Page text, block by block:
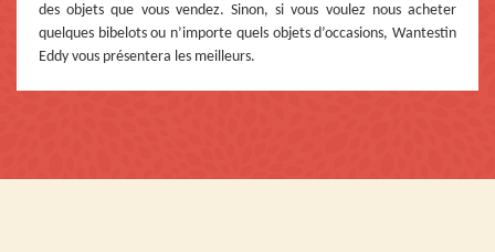
des objets que vous vendez. Sinon, si vous voulez nous acheter
quelques bibelots ou n’importe quels objets d’occasions, Wantestin
Eddy vous présentera les meilleurs.